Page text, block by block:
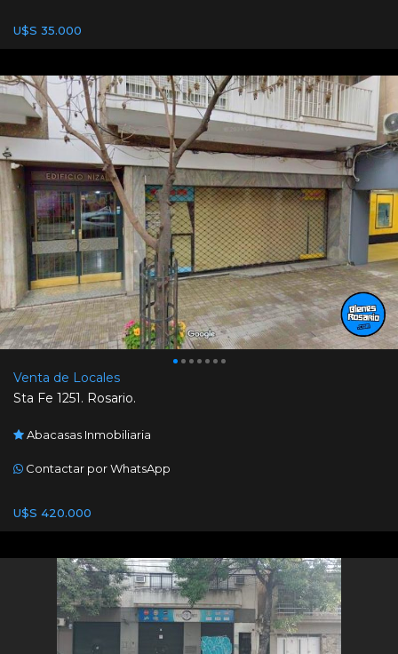
U$S 35.000
Venta de Locales
Sta Fe 1251. Rosario.
Abacasas Inmobiliaria
Contactar por WhatsApp
U$S 420.000